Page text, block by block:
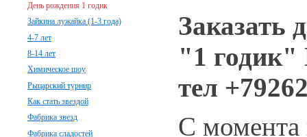
Заказать
"1 годик"
тел
С момента
День рождения 1 годик
Зайкина лужайка (1-3 года)
4-7 лет
8-14 лет
Химическое шоу
Рыцарский турнир
Как стать звездой
Фабрика звезд
Фабрика сладостей